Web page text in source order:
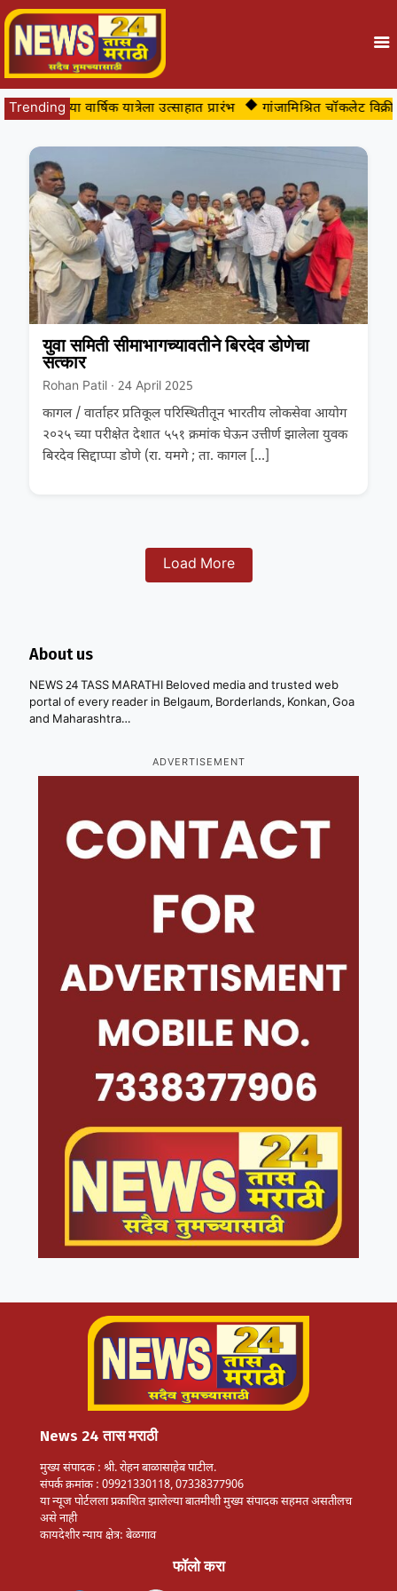
Trending
देवीच्या वार्षिक यात्रेला उत्साहात प्रारंभ गांजामिश्रित चॉकलेट
युवा समिती सीमाभागच्यावतीने बिरदेव डोणेचा
सत्कार
Rohan Patil · 24 April 2025
कागल / वार्ताहर प्रतिकूल परिस्थितीतून भारतीय लोकसेवा आयोग
२०२५ च्या परीक्षेत देशात ५५१ क्रमांक घेऊन उत्तीर्ण झालेला युवक
बिरदेव सिद्दाप्पा डोणे (रा. यमगे ; ता. कागल[…]
Load More
About us
NEWS 24 TASS MARATHI Beloved media and trusted web
portal of every reader in Belgaum, Borderlands, Konkan, Goa
and Maharashtra…
ADVERTISEMENT
News 24 तास मराठी
मुख्य संपादक : श्री. रोहन बाळासाहेब पाटील.
संपर्क क्रमांक : 09921330118, 07338377906
या न्यूज पोर्टलला प्रकाशित झालेल्या बातमीशी मुख्य संपादक सहमत असतीलच
असे नाही
कायदेशीर न्याय क्षेत्र: बेळगाव
फॉलो करा